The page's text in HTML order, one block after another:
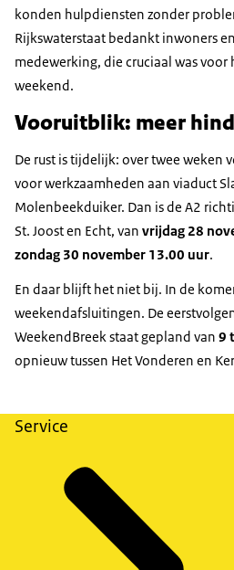
konden hulpdiensten zonder
Rijkswaterstaat bedankt inwoners
medewerking, die cruciaal was voor
weekend.
Vooruitblik: meer
De rust is tijdelijk: over twee weken
voor werkzaamheden aan viaduct
Molenbeekduiker. Dan is de A2
St. Joost en Echt, van vrijdag 28
zondag 30 november 13.00 uur.
En daar blijft het niet bij. In de
weekendafsluitingen. De
WeekendBreek staat gepland van 9
opnieuw tussen Het Vonderen en
Service